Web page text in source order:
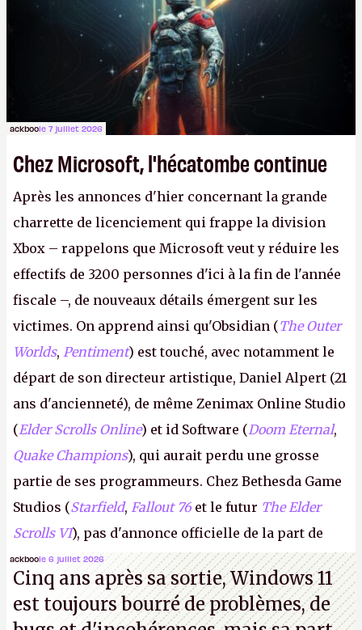
le même studio qu'il y a 15 ans. Mais bon, OK, on
peut commencer à fantasmer.A.
ackboole 7 juillet 2026
Chez Microsoft, l'hécatombe continue
Après les annonces d'hier concernant la grande
charrette de licenciement qui frappe la division
Xbox – rappelons que Microsoft veut y réduire les
effectifs de 3200 personnes d'ici à la fin de l'année
fiscale –, de nouveaux détails émergent sur les
victimes. On apprend ainsi qu'Obsidian (The Outer
Worlds, Pentiment) est touché, avec notamment le
départ de son directeur artistique, Daniel Alpert (21
ans d'ancienneté), de même Zenimax Online Studio
(Elder Scrolls Online) et id Software (Doom Eternal,
Quake Champions), qui aurait perdu une grosse
partie de ses programmeurs. Chez Bethesda Game
Studios (Starfield, Fallout 76 et le futur The Elder
Scrolls VI), pas d'annonce officielle de la part de
Microsoft, mais le syndicat des employés confirme
de nombreux licenciements.A.
ackboole 6 juillet 2026
Cinq ans après sa sortie, Windows 11
est toujours bourré de problèmes, de